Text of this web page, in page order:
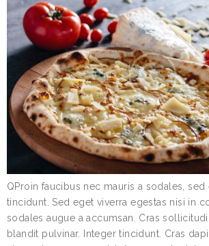
QProin faucibus nec mauris a sodales,
tincidunt. Sed eget viverra egestas nisi in
sodales augue a accumsan. Cras
blandit pulvinar. Integer tincidunt. Cras